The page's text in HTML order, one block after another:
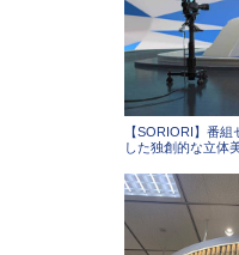
【SORIORI】番
した独創的な立体